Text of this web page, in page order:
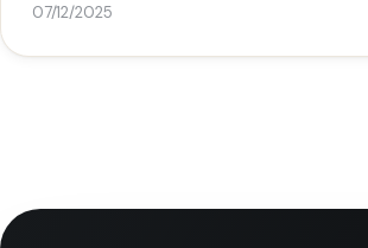
07/12/2025